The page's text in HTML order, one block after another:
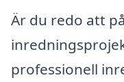
Är du redo att
professionell